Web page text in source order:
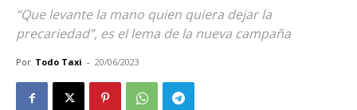
“Que levante la mano quien quiera dejar la
precariedad”, es el lema de la nueva campaña
Por Todo Taxi - 20/06/2023